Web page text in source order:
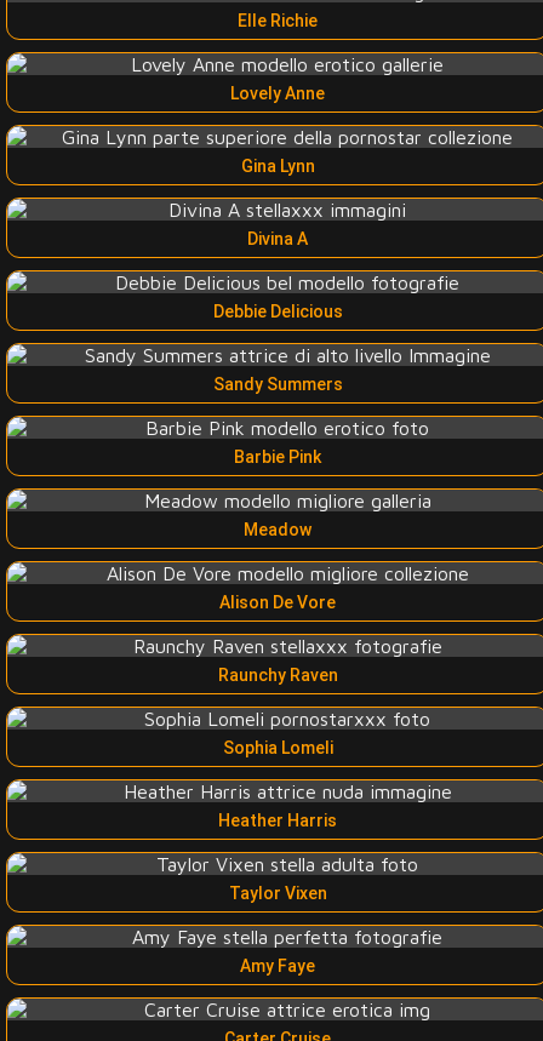
Elle Richie
Lovely Anne
Gina Lynn
Divina A
Debbie Delicious
Sandy Summers
Barbie Pink
Meadow
Alison De Vore
Raunchy Raven
Sophia Lomeli
Heather Harris
Taylor Vixen
Amy Faye